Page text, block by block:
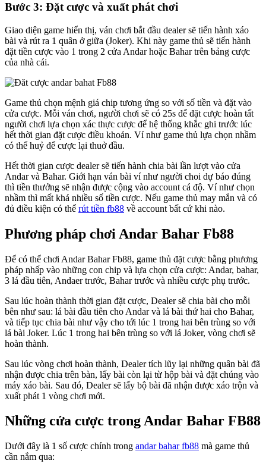
Bước 3: Đặt cược và xuất phát chơi
Giao diện game hiển thị, ván chơi bắt đầu dealer sẽ tiến hành xáo
bài và rút ra 1 quân ở giữa (Joker). Khi này game thủ sẽ tiến hành
đặt tiền cược vào 1 trong 2 cửa Andar hoặc Bahar trên bảng cược
của nhà cái.
Game thủ chọn mệnh giá chip tương ứng so với số tiền và đặt vào
cửa cược. Mỗi ván chơi, người chơi sẽ có 25s để đặt cược hoàn tất
người chơi lựa chọn xác thực cược để hệ thống khắc ghi trước lúc
hết thời gian đặt cược điều khoản. Ví như game thủ lựa chọn nhầm
có thể huỷ để cược lại thuở đầu.
Hết thời gian cược dealer sẽ tiến hành chia bài lần lượt vào cửa
Andar và Bahar. Giới hạn ván bài ví như người choi dự báo đúng
thì tiền thưởng sẽ nhận được cộng vào account cá độ. Ví như chọn
nhầm thì mất khá nhiều số tiền cược. Nếu game thủ may mắn và có
đủ điều kiện có thể rút tiền fb88 về account bất cứ khi nào.
Phương pháp chơi Andar Bahar Fb88
Để có thể chơi Andar Bahar Fb88, game thủ đặt cược bằng phương
pháp nhấp vào những con chip và lựa chọn cửa cược: Andar, bahar,
3 lá đầu tiên, Andaer trước, Bahar trước và nhiều cược phụ trước.
Sau lúc hoàn thành thời gian đặt cược, Dealer sẽ chia bài cho mỗi
bên như sau: lá bài đầu tiên cho Andar và lá bài thứ hai cho Bahar,
và tiếp tục chia bài như vậy cho tới lúc 1 trong hai bên trùng so với
lá bài Joker. Lúc 1 trong hai bên trùng so với lá Joker, vòng chơi sẽ
hoàn thành.
Sau lúc vòng chơi hoàn thành, Dealer tích lũy lại những quân bài đã
nhận được chia trên bàn, lấy bài còn lại từ hộp bài và đặt chúng vào
máy xáo bài. Sau đó, Dealer sẽ lấy bộ bài đã nhận được xáo trộn và
xuất phát 1 vòng chơi mới.
Những cửa cược trong Andar Bahar FB88
Dưới đây là 1 số cược chính trong andar bahar fb88 mà game thủ
cần nắm qua: